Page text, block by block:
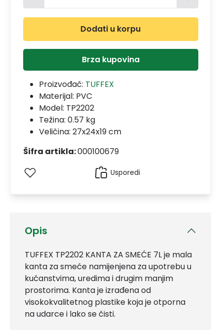
Opis
TUFFEX TP2202 KANTA ZA SMEĆE 7L je mala
kanta za smeće namijenjena za upotrebu u
kućanstvima, uredima i drugim manjim
prostorima. Kanta je izrađena od
visokokvalitetnog plastike koja je otporna
na udarce i lako se čisti.
Dodati u korpu
Brza kupovina
Proizvođač: TUFFEX
Materijal: PVC
Model: TP2202
Težina: 0.57 kg
Veličina: 27x24x19 cm
Šifra artikla:000100679
Usporedi